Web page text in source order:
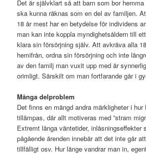
Det är självklart så att barn som bor
ska kunna räknas som en del av familjen.
18 år mest har en betydelse för individens
man kan inte koppla myndighetsåldern till
klara sin försörjning själv. Att avkräva alla
hemifrån, ordna sin försörjning och inte
av den familj man vuxit upp med är
orimligt. Särskilt om man fortfarande går i
Många delproblem
Det finns en mängd andra märkligheter i hur
tillämpas, där allt motiveras med ”stram
Extremt långa väntetider, inlåsningseffekter
pågående ärenden innebär att det inte går
tillfälligt osv. Hur länge vandrar man in,